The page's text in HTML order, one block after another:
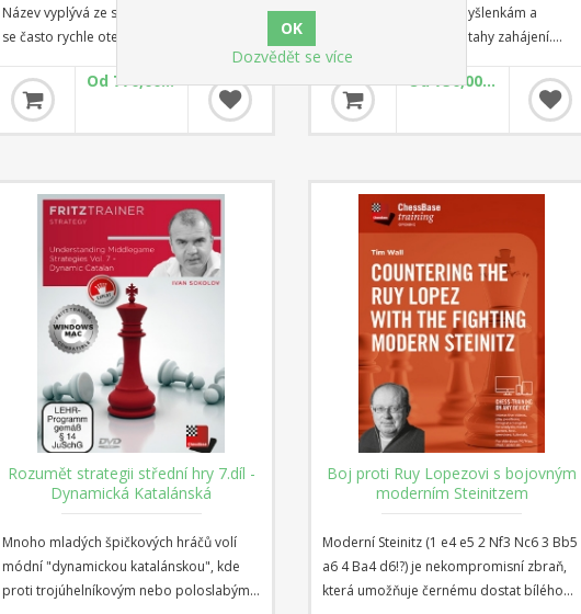
Název vyplývá ze skutečnosti, že pozice
se často rychle otevírá, což může vést k
Typickými příklady jsou Skotské zahájení,
Obrana dvou jezdců nebo úctyhodný
Královský gambit. Nejdůležitějšími
hra a Ruy Lopez a zde se hra často vyvíjí
pomaleji. V tomto programu představuje
mezinárodní mistr Georgios Souleidis
tato a všechna další důležitá zahájení
vznikající po 1.e4 e5 ve 36 videích.
Od 770,00 Kč
nezbytné porozumět myšlenkám a
strukturám spojeným s tahy zahájení.
Kromě toho je klíčovou složkou střední
hry rozpoznání chyb soupeře, které mu
umožňují získat výhodu. V tomto
videokurzu se zaměříme na struktury v
Od 750,00 Kč
Rozumět strategii střední hry 7.díl -
Dynamická Katalánská
Mnoho mladých špičkových hráčů volí
módní "dynamickou katalánskou", kde
proti trojúhelníkovým nebo poloslabým
Boj proti Ruy Lopezovi s bojovným
moderním Steinitzem
Moderní Steinitz (1 e4 e5 2 Nf3 Nc6 3 Bb5
a6 4 Ba4 d6!?) je nekompromisní zbraň,
která umožňuje černému dostat bílého
Dozvědět se více